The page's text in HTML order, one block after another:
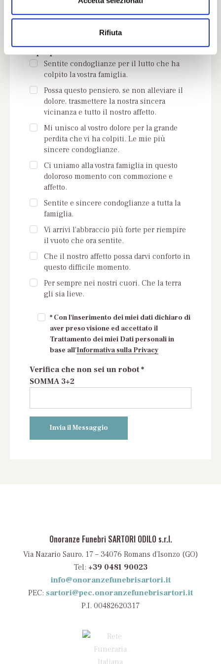
Rifiuta
Se non trovi parole adeguate puoi
ti proponiamo:
Sentite condoglianze per il lutto che ha
colpito la vostra famiglia.
Possa questo pensiero, se non alleviare il
dolore, trasmettere la nostra sincera
vicinanza e tutto il nostro affetto.
Mi unisco al vostro dolore per la grande
perdita che vi ha colpiti. Le mie più
sincere condoglianze.
Ci uniamo alla vostra famiglia in questo
doloroso momento con commozione e
affetto.
Sentite e sincere condoglianze a tutta la
famiglia.
Vi arrivi l'abbraccio più forte per riempire
il vuoto che ora sentite.
Che il nostro affetto possa darvi conforto in
questo difficile momento.
Per sempre nei nostri cuori. Che la terra
gli sia lieve.
* Con l'inserimento dei miei dati dichiaro di
aver preso visione ed accettato il
Trattamento dei miei Dati personali in
base all'Informativa sulla Privacy
Verifica che non sei un robot *
SOMMA 3+2
Onoranze Funebri SARTORI ODILO s.r.l.
Via Nazario Sauro, 17 – 34076 Romans d’Isonzo (GO)
Tel: +39 0481 90023
info@onoranzefunebrisartori.it
PEC: sartori@pec.onoranzefunebrisartori.it
P.I. 00482620317